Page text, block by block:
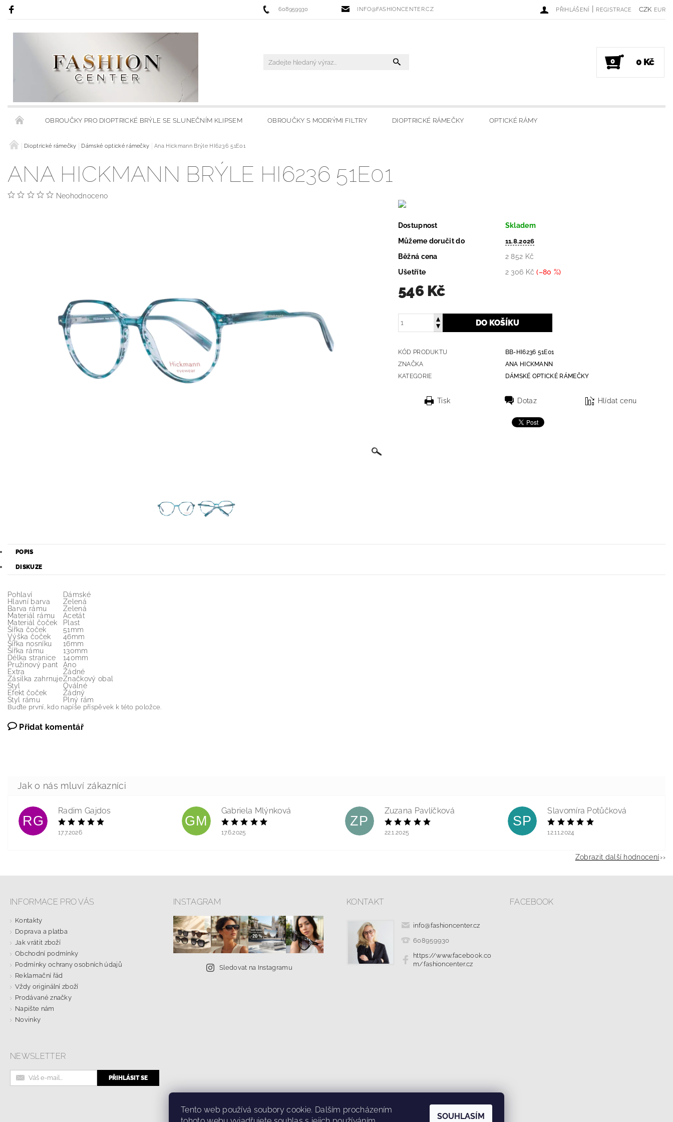
608959930 INFO@FASHIONCENTER.CZ CZK EUR
PŘIHLÁŠENÍ | REGISTRACE
0 0 Kč
OBROUČKY PRO DIOPTRICKÉ BRÝLE SE SLUNEČNÍM KLIPSEM OBROUČKY S MODRÝMI FILTRY DIOPTRICKÉ RÁMEČKY OPTICKÉ RÁMY
RÁMY S KLIPSY NA SLUNEČNÍ BRÝLE RÁMCE S MODRÝMI FILTRY
OBCHODNÍ PODMÍNKY KONTAKTY HODNOCENÍ OBCHODU MOJE OBLÍBENÉ
Dioptrické rámečky Dámské optické rámečky Ana Hickmann Brýle HI6236 51E01
ANA HICKMANN BRÝLE HI6236 51E01
Neohodnoceno
Dostupnost
Skladem
Můžeme doručit do
11.8.2026
Běžná cena
2 852 Kč
Ušetříte
2 306 Kč(–80 %)
546 Kč
KÓD PRODUKTU
BB-HI6236 51E01
ZNAČKA
ANA HICKMANN
KATEGORIE
DÁMSKÉ OPTICKÉ RÁMEČKY
Tisk Dotaz Hlídat cenu
POPIS
DISKUZE
Pohlaví
Dámské
Hlavní barva
Zelená
Barva rámu
Zelená
Materiál rámu
Acetát
Materiál čoček
Plast
Šířka čoček
51mm
Výška čoček
46mm
Šířka nosníku
16mm
Šířka rámu
130mm
Délka stranice
140mm
Pružinový pant
Ano
Extra
Žádné
Zásilka zahrnujeZnačkový obal
Styl
Oválné
Efekt čoček
Žádný
Styl rámu
Plný rám
Buďte první, kdo napíše příspěvek k této položce.
Přidat komentář
RG
Radim Gajdos
17.7.2026
GM
Gabriela Mlýnková
17.6.2025
ZP
Zuzana Pavlíčková
22.1.2025
SP
Slavomíra Potůčková
12.11.2024
Zobrazit další hodnocení
INFORMACE PRO VÁS
Kontakty
Doprava a platba
Jak vrátit zboží
Obchodní podmínky
Podmínky ochrany osobních údajů
Reklamační řád
Vždy originální zboží
Prodávané značky
Napište nám
Novinky
INSTAGRAM
Sledovat na Instagramu
KONTAKT
info@fashioncenter.cz
608959930
https://www.facebook.co
m/fashioncenter.cz
FACEBOOK
NEWSLETTER
Tento web používá soubory cookie. Dalším procházením
SOUHLASÍM